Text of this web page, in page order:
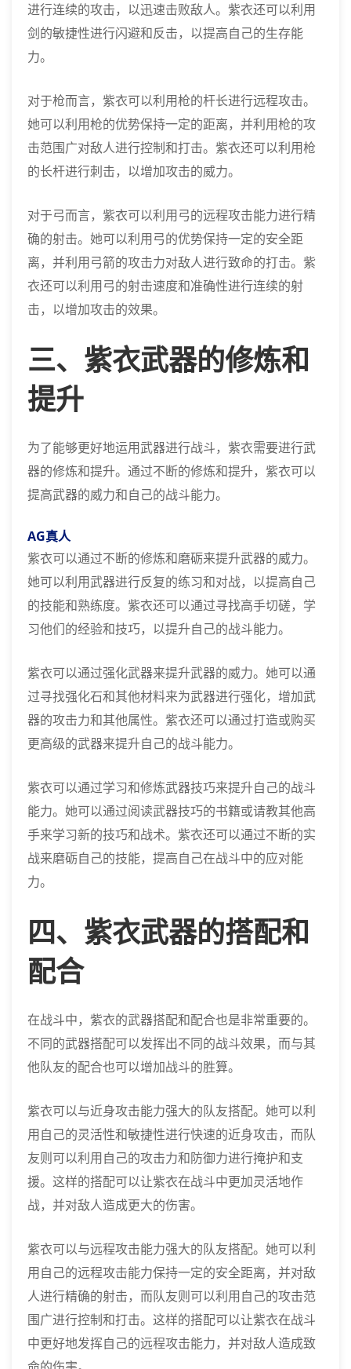
进行连续的攻击，以迅速击败敌人。紫衣还可以利用
剑的敏捷性进行闪避和反击，以提高自己的生存能
力。
对于枪而言，紫衣可以利用枪的杆长进行远程攻击。
她可以利用枪的优势保持一定的距离，并利用枪的攻
击范围广对敌人进行控制和打击。紫衣还可以利用枪
的长杆进行刺击，以增加攻击的威力。
对于弓而言，紫衣可以利用弓的远程攻击能力进行精
确的射击。她可以利用弓的优势保持一定的安全距
离，并利用弓箭的攻击力对敌人进行致命的打击。紫
衣还可以利用弓的射击速度和准确性进行连续的射
击，以增加攻击的效果。
三、紫衣武器的修炼和
提升
为了能够更好地运用武器进行战斗，紫衣需要进行武
器的修炼和提升。通过不断的修炼和提升，紫衣可以
提高武器的威力和自己的战斗能力。
AG真人
紫衣可以通过不断的修炼和磨砺来提升武器的威力。
她可以利用武器进行反复的练习和对战，以提高自己
的技能和熟练度。紫衣还可以通过寻找高手切磋，学
习他们的经验和技巧，以提升自己的战斗能力。
紫衣可以通过强化武器来提升武器的威力。她可以通
过寻找强化石和其他材料来为武器进行强化，增加武
器的攻击力和其他属性。紫衣还可以通过打造或购买
更高级的武器来提升自己的战斗能力。
紫衣可以通过学习和修炼武器技巧来提升自己的战斗
能力。她可以通过阅读武器技巧的书籍或请教其他高
手来学习新的技巧和战术。紫衣还可以通过不断的实
战来磨砺自己的技能，提高自己在战斗中的应对能
力。
四、紫衣武器的搭配和
配合
在战斗中，紫衣的武器搭配和配合也是非常重要的。
不同的武器搭配可以发挥出不同的战斗效果，而与其
他队友的配合也可以增加战斗的胜算。
紫衣可以与近身攻击能力强大的队友搭配。她可以利
用自己的灵活性和敏捷性进行快速的近身攻击，而队
友则可以利用自己的攻击力和防御力进行掩护和支
援。这样的搭配可以让紫衣在战斗中更加灵活地作
战，并对敌人造成更大的伤害。
紫衣可以与远程攻击能力强大的队友搭配。她可以利
用自己的远程攻击能力保持一定的安全距离，并对敌
人进行精确的射击，而队友则可以利用自己的攻击范
围广进行控制和打击。这样的搭配可以让紫衣在战斗
中更好地发挥自己的远程攻击能力，并对敌人造成致